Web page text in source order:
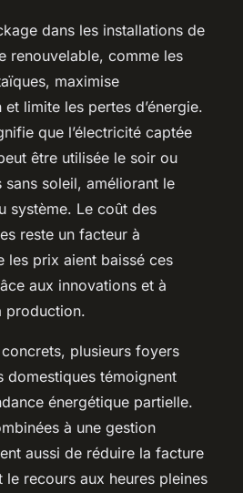
dans les installations de
renouvelable, comme les
maximise
et limite les pertes d’énergie.
que l’électricité captée
être utilisée le soir ou
soleil, améliorant le
système. Le coût des
reste un facteur à
les prix aient baissé ces
aux innovations et à
production.
plusieurs foyers
domestiques témoignent
énergétique partielle.
à une gestion
aussi de réduire la facture
le recours aux heures pleines